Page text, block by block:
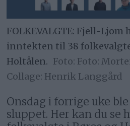
FOLKEVALGTE: Fjell-Ljom
inntekten til 38
Holtålen.
Foto:
Collage: Henrik Langgård
Onsdag i forrige uke
sluppet. Her kan du se